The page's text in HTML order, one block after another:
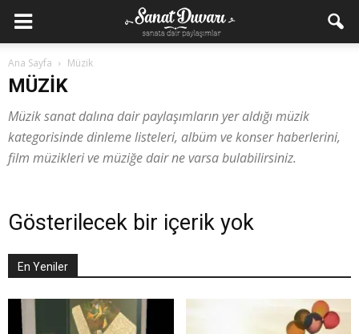
Ana Sayfa Müzik
MÜZIK
Müzik sanat dalına dair paylaşımların yer aldığı müzik
kategorisinde dinleme listeleri, albüm ve konser haberlerini,
film müzikleri ve müziğe dair ne varsa bulabilirsiniz.
Gösterilecek bir içerik yok
En Yeniler